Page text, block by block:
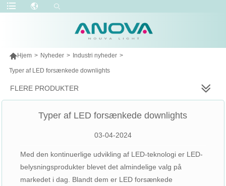
Hjem > Nyheder > Industri nyheder >
Typer af LED forsænkede downlights
FLERE PRODUKTER
Typer af LED forsænkede downlights
03-04-2024
Med den kontinuerlige udvikling af LED-teknologi er LED-
belysningsprodukter blevet det almindelige valg på
markedet i dag. Blandt dem er LED forsænkede